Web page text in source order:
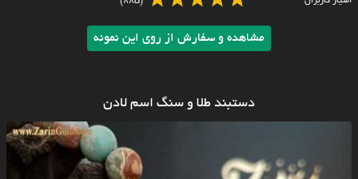
مشاهده و سفارش از روی این نمونه
دستبند طلا و سنگ اسم لادن